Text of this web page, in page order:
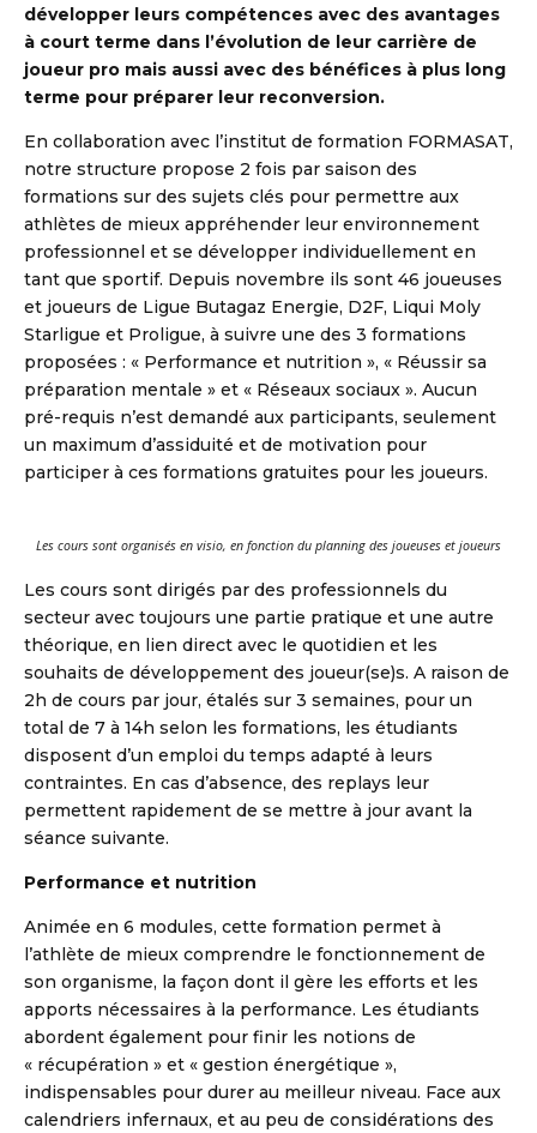
développer leurs compétences avec des avantages
à court terme dans l’évolution de leur carrière de
joueur pro mais aussi avec des bénéfices à plus long
terme pour préparer leur reconversion.
En collaboration avec l’institut de formation FORMASAT,
notre structure propose 2 fois par saison des
formations sur des sujets clés pour permettre aux
athlètes de mieux appréhender leur environnement
professionnel et se développer individuellement en
tant que sportif. Depuis novembre ils sont 46 joueuses
et joueurs de Ligue Butagaz Energie, D2F, Liqui Moly
Starligue et Proligue, à suivre une des 3 formations
proposées : « Performance et nutrition », « Réussir sa
préparation mentale » et « Réseaux sociaux ». Aucun
pré-requis n’est demandé aux participants, seulement
un maximum d’assiduité et de motivation pour
participer à ces formations gratuites pour les joueurs.
Les cours sont organisés en visio, en fonction du planning des joueuses et joueurs
Les cours sont dirigés par des professionnels du
secteur avec toujours une partie pratique et une autre
théorique, en lien direct avec le quotidien et les
souhaits de développement des joueur(se)s. A raison de
2h de cours par jour, étalés sur 3 semaines, pour un
total de 7 à 14h selon les formations, les étudiants
disposent d’un emploi du temps adapté à leurs
contraintes. En cas d’absence, des replays leur
permettent rapidement de se mettre à jour avant la
séance suivante.
Performance et nutrition
Animée en 6 modules, cette formation permet à
l’athlète de mieux comprendre le fonctionnement de
son organisme, la façon dont il gère les efforts et les
apports nécessaires à la performance. Les étudiants
abordent également pour finir les notions de
« récupération » et « gestion énergétique »,
indispensables pour durer au meilleur niveau. Face aux
calendriers infernaux, et au peu de considérations des